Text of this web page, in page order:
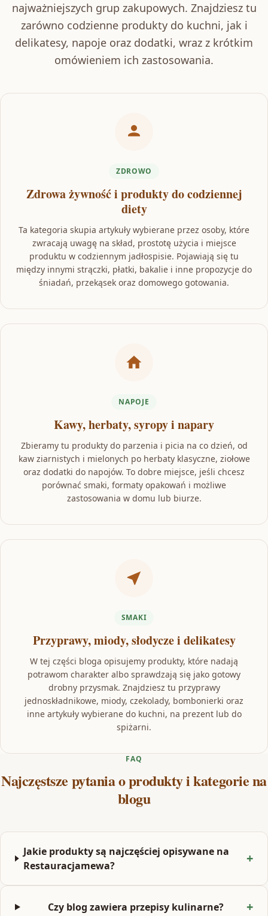
najważniejszych grup zakupowych. Znajdziesz tu
zarówno codzienne produkty do kuchni, jak i
delikatesy, napoje oraz dodatki, wraz z krótkim
omówieniem ich zastosowania.
ZDROWO
Zdrowa żywność i produkty do codziennej
diety
Ta kategoria skupia artykuły wybierane przez osoby, które
zwracają uwagę na skład, prostotę użycia i miejsce
produktu w codziennym jadłospisie. Pojawiają się tu
między innymi strączki, płatki, bakalie i inne propozycje do
śniadań, przekąsek oraz domowego gotowania.
NAPOJE
Kawy, herbaty, syropy i napary
Zbieramy tu produkty do parzenia i picia na co dzień, od
kaw ziarnistych i mielonych po herbaty klasyczne, ziołowe
oraz dodatki do napojów. To dobre miejsce, jeśli chcesz
porównać smaki, formaty opakowań i możliwe
zastosowania w domu lub biurze.
SMAKI
Przyprawy, miody, słodycze i delikatesy
W tej części bloga opisujemy produkty, które nadają
potrawom charakter albo sprawdzają się jako gotowy
drobny przysmak. Znajdziesz tu przyprawy
jednoskładnikowe, miody, czekolady, bombonierki oraz
inne artykuły wybierane do kuchni, na prezent lub do
spiżarni.
FAQ
Najczęstsze pytania o produkty i kategorie na
blogu
Jakie produkty są najczęściej opisywane na
Restauracjamewa?
Czy blog zawiera przepisy kulinarne?